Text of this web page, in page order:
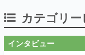
カテゴリ
インタビュー